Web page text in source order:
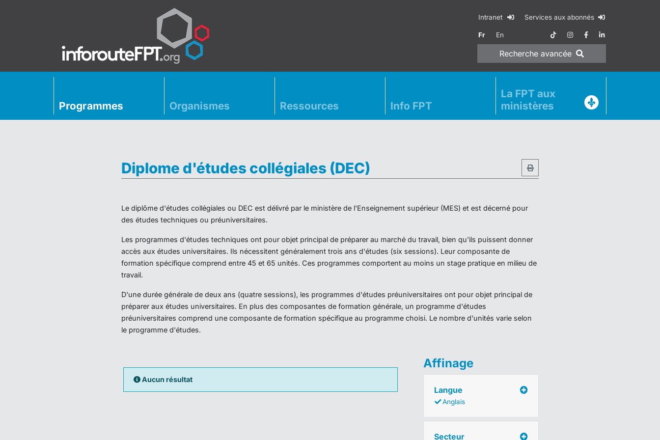
Intranet Services aux abonnés
Fr En
Recherche avancée
Programmes Organismes Ressources Info FPT
La FPT aux
ministères
Diplome d'études collégiales (DEC)
Le diplôme d'études collégiales ou DEC est délivré par le ministère de l'Enseignement supérieur (MES) et est décerné pour
des études techniques ou préuniversitaires.
Les programmes d'études techniques ont pour objet principal de préparer au marché du travail, bien qu'ils puissent donner
accès aux études universitaires. Ils nécessitent généralement trois ans d'études (six sessions). Leur composante de
formation spécifique comprend entre 45 et 65 unités. Ces programmes comportent au moins un stage pratique en milieu de
travail.
D'une durée générale de deux ans (quatre sessions), les programmes d'études préuniversitaires ont pour objet principal de
préparer aux études universitaires. En plus des composantes de formation générale, un programme d'études
préuniversitaires comprend une composante de formation spécifique au programme choisi. Le nombre d'unités varie selon
le programme d'études.
Aucun résultat
Affinage
Langue
Anglais
Secteur